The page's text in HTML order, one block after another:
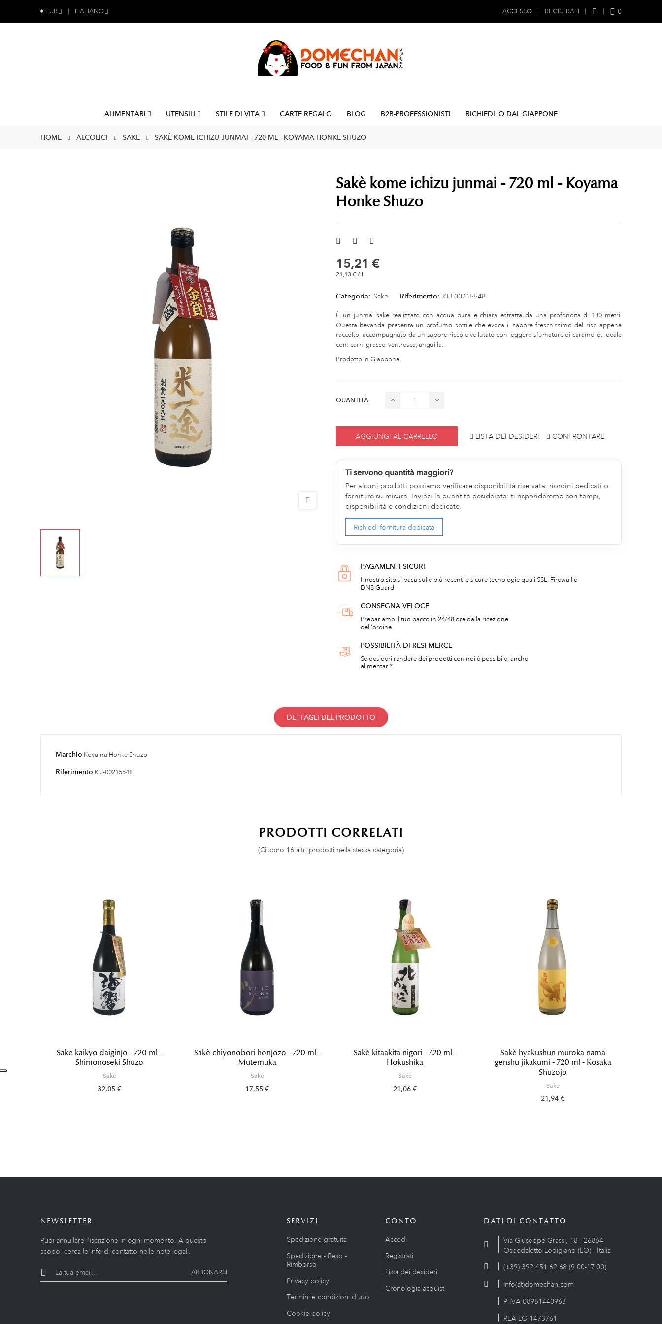
€ EUR ITALIANO ACCESSO REGISTRATI 0
ALIMENTARI UTENSILI STILE DI VITA CARTE REGALO BLOG B2B-PROFESSIONISTI RICHIEDILO DAL GIAPPONE
HOME ALCOLICI SAKE SAKÈ KOME ICHIZU JUNMAI - 720 ML - KOYAMA HONKE SHUZO
Sakè kome ichizu junmai - 720 ml - Koyama
Honke Shuzo
15,21 €
21,13 € / l
Categoria: Sake Riferimento: KIJ-00215548
È un junmai sake realizzato con acqua pura e chiara estratta da una profondità di 180 metri.
Questa bevanda presenta un profumo sottile che evoca il sapore freschissimo del riso appena
raccolto, accompagnato da un sapore ricco e vellutato con leggere sfumature di caramello. Ideale
con: carni grasse, ventresca, anguilla.
Prodotto in Giappone.
QUANTITÀ
AGGIUNGI AL CARRELLO LISTA DEI DESIDERI CONFRONTARE
Ti servono quantità maggiori?
Per alcuni prodotti possiamo verificare disponibilità riservata, riordini dedicati o
forniture su misura. Inviaci la quantità desiderata: ti risponderemo con tempi,
disponibilità e condizioni dedicate.
Richiedi fornitura dedicata
PAGAMENTI SICURI
Il nostro sito si basa sulle più recenti e sicure tecnologie quali SSL, Firewall e
DNS Guard
CONSEGNA VELOCE
Prepariamo il tuo pacco in 24/48 ore dalla ricezione
dell'ordine
POSSIBILITÀ DI RESI MERCE
Se desideri rendere dei prodotti con noi è possibile, anche
alimentari*
DETTAGLI DEL PRODOTTO
Marchio Koyama Honke Shuzo
Riferimento KIJ-00215548
PRODOTTI CORRELATI
(Ci sono 16 altri prodotti nella stessa categoria)
Sake kaikyo daiginjo - 720 ml -
Shimonoseki Shuzo
Sake
32,05 €
Sakè chiyonobori honjozo - 720 ml -
Mutemuka
Sake
17,55 €
Sakè kitaakita nigori - 720 ml -
Hokushika
Sake
21,06 €
Sakè hyakushun muroka nama
genshu jikakumi - 720 ml - Kosaka
Shuzojo
Sake
21,94 €
NEWSLETTER
Puoi annullare l'iscrizione in ogni momento. A questo
scopo, cerca le info di contatto nelle note legali.
ABBONARSI
SERVIZI
Spedizione gratuita
Spedizione - Reso -
Rimborso
Privacy policy
Termini e condizioni d'uso
Cookie policy
CONTO
Accedi
Registrati
Lista dei desideri
Cronologia acquisti
DATI DI CONTATTO
Via Giuseppe Grassi, 18 - 26864
Ospedaletto Lodigiano (LO) - Italia
(+39) 392 451 62 68 (9.00-17.00)
info(at)domechan.com
P.IVA 08951440968
REA LO-1473761